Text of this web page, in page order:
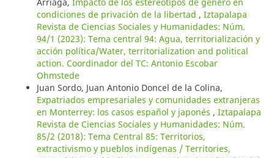
Arriaga, Impacto de los estereotipos de género en
condiciones de privación de la libertad , Iztapalapa
Revista de Ciencias Sociales y Humanidades: Núm.
94/1 (2023): Tema central 94: Agua, territorialización y
acción política/Water, territorialization and political
action. Coordinador del TC: Antonio Escobar
Ohmstede
Juan Sordo, Juan Antonio Doncel de la Colina,
Expatriados empresariales y comunidades extranjeras
en Monterrey: los casos español y japonés , Iztapalapa
Revista de Ciencias Sociales y Humanidades: Núm.
85/2 (2018): Tema Central 85: Territorios,
extractivismo y pueblos indígenas / Territories,